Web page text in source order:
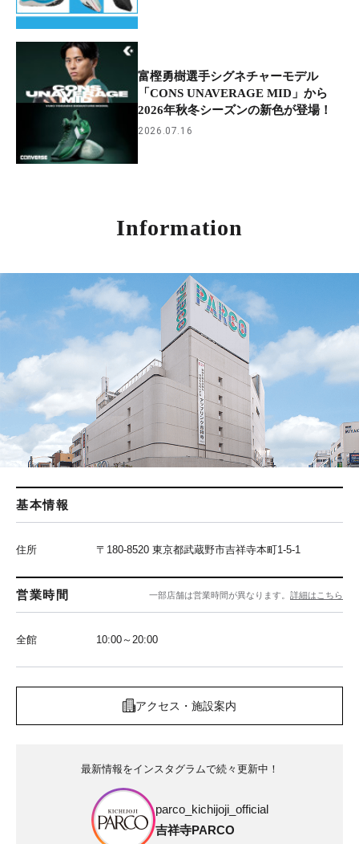
富樫勇樹選手シグネチャーモデル
「CONS UNAVERAGE MID」から
2026年秋冬シーズンの新色が登場！
2026.07.16
Information
基本情報
住所 〒180-8520 東京都武蔵野市吉祥寺本町1-5-1
営業時間 一部店舗は営業時間が異なります。 詳細はこちら
全館 10:00～20:00
アクセス・施設案内
最新情報をインスタグラムで続々更新中！
parco_kichijoji_official
吉祥寺PARCO